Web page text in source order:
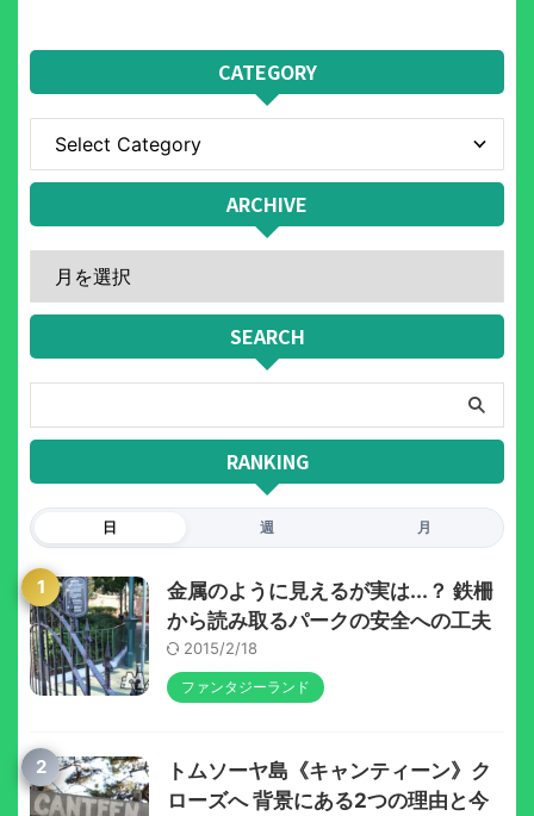
CATEGORY
ARCHIVE
SEARCH
RANKING
日 週 月
1
金属のように見えるが実は...？ 鉄柵
から読み取るパークの安全への工夫
2015/2/18
ファンタジーランド
2
トムソーヤ島《キャンティーン》ク
ローズへ 背景にある2つの理由と今